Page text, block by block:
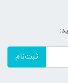
ثبت‌نام